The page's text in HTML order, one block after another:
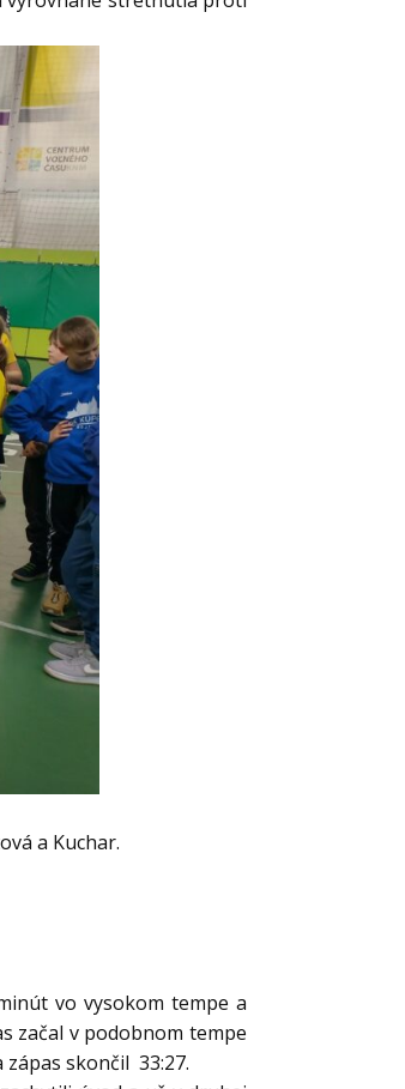
a Kuchar.
vo vysokom tempe a
začal v podobnom tempe
skončil 33:27.